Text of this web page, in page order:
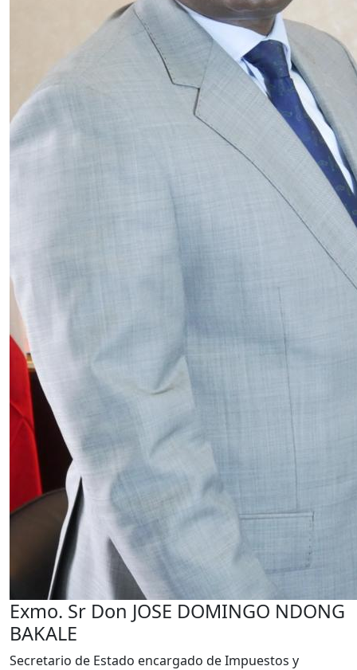
Exmo. Sr Don JOSE DOMINGO NDONG
BAKALE
Secretario de Estado encargado de Impuestos y